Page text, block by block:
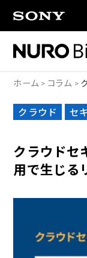
ホーム コラム
クラウド セ
クラウドセ
用で生じる